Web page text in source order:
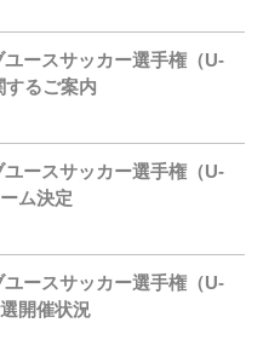
ースサッカー選手権（U-
るご案内
ースサッカー選手権（U-
ム決定
ースサッカー選手権（U-
開催状況